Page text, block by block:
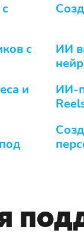
с
ИИ
и
ИИ-